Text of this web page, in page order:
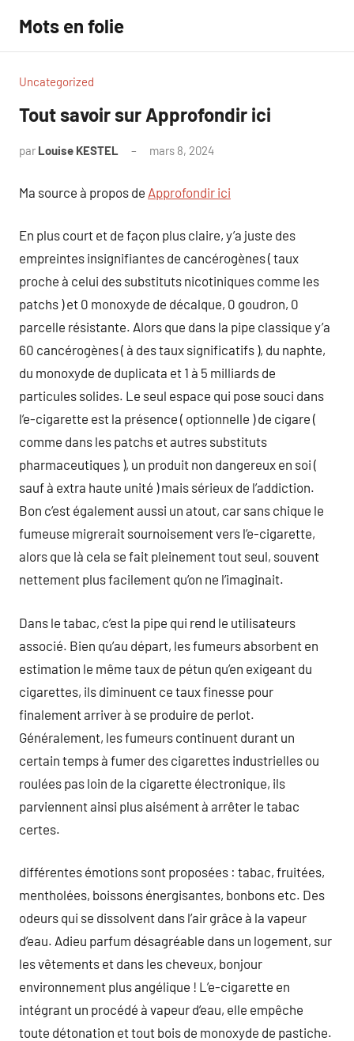
contenu
Mots en folie
Uncategorized
Tout savoir sur Approfondir ici
par Louise KESTEL mars 8, 2024
Ma source à propos de Approfondir ici
En plus court et de façon plus claire, y’a juste des
empreintes insignifiantes de cancérogènes ( taux
proche à celui des substituts nicotiniques comme les
patchs ) et 0 monoxyde de décalque, 0 goudron, 0
parcelle résistante. Alors que dans la pipe classique y’a
60 cancérogènes ( à des taux significatifs ), du naphte,
du monoxyde de duplicata et 1 à 5 milliards de
particules solides. Le seul espace qui pose souci dans
l’e-cigarette est la présence ( optionnelle ) de cigare (
comme dans les patchs et autres substituts
pharmaceutiques ), un produit non dangereux en soi (
sauf à extra haute unité ) mais sérieux de l’addiction.
Bon c’est également aussi un atout, car sans chique le
fumeuse migrerait sournoisement vers l’e-cigarette,
alors que là cela se fait pleinement tout seul, souvent
nettement plus facilement qu’on ne l’imaginait.
Dans le tabac, c’est la pipe qui rend le utilisateurs
associé. Bien qu’au départ, les fumeurs absorbent en
estimation le même taux de pétun qu’en exigeant du
cigarettes, ils diminuent ce taux finesse pour
finalement arriver à se produire de perlot.
Généralement, les fumeurs continuent durant un
certain temps à fumer des cigarettes industrielles ou
roulées pas loin de la cigarette électronique, ils
parviennent ainsi plus aisément à arrêter le tabac
certes.
différentes émotions sont proposées : tabac, fruitées,
mentholées, boissons énergisantes, bonbons etc. Des
odeurs qui se dissolvent dans l’air grâce à la vapeur
d’eau. Adieu parfum désagréable dans un logement, sur
les vêtements et dans les cheveux, bonjour
environnement plus angélique ! L’e-cigarette en
intégrant un procédé à vapeur d’eau, elle empêche
toute détonation et tout bois de monoxyde de pastiche.